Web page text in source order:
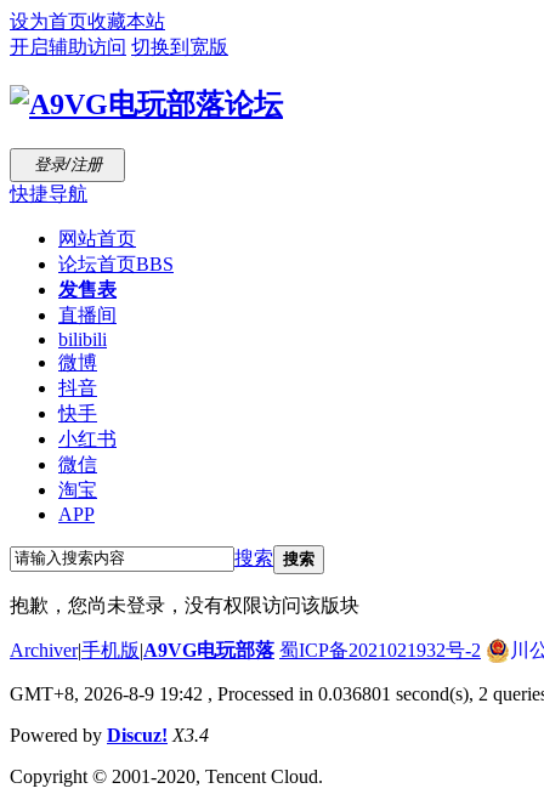
设为首页收藏本站
开启辅助访问 切换到宽版
登录/注册
快捷导航
网站首页
论坛首页BBS
发售表
直播间
bilibili
微博
抖音
快手
小红书
微信
淘宝
APP
搜索 搜索
抱歉，您尚未登录，没有权限访问该版块
Archiver|手机版|A9VG电玩部落 蜀ICP备2021021932号-2 川
GMT+8, 2026-8-9 19:42 , Processed in 0.036801 second(s), 2
Powered by Discuz! X3.4
Copyright © 2001-2020, Tencent Cloud.